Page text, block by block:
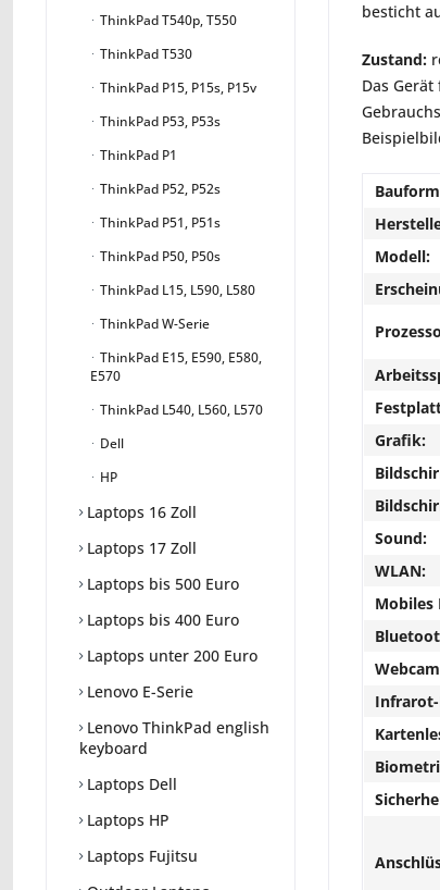
ThinkPad T540p, T550
ThinkPad T530
ThinkPad P15, P15s, P15v
ThinkPad P53, P53s
ThinkPad P1
ThinkPad P52, P52s
ThinkPad P51, P51s
ThinkPad P50, P50s
ThinkPad L15, L590, L580
ThinkPad W-Serie
ThinkPad E15, E590, E580,
E570
ThinkPad L540, L560, L570
Dell
HP
Laptops 16 Zoll
Laptops 17 Zoll
Laptops bis 500 Euro
Laptops bis 400 Euro
Laptops unter 200 Euro
Lenovo E-Serie
Lenovo ThinkPad english
keyboard
Laptops Dell
Laptops HP
Laptops Fujitsu
besticht
Zustand:
Das
Modell:
Grafik:
Sound:
WLAN: